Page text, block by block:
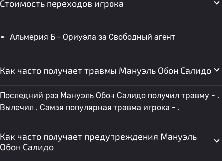
Стоимость переходов игрока
Альмерия Б - Ориуэла за Свободный агент
Как часто получает травмы Мануэль Обон Салидо
Последний раз Мануэль Обон Салидо получил травму - .
Вылечил . Самая популярная травма игрока - .
Как часто получает предупреждения Мануэль
Обон Салидо